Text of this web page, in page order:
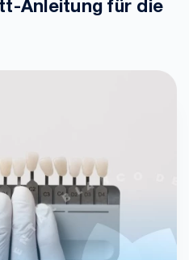
Anleitung für die